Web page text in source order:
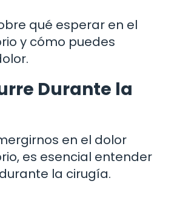
qué esperar en el
y cómo puedes
Durante la
en el dolor
es esencial entender
la cirugía.